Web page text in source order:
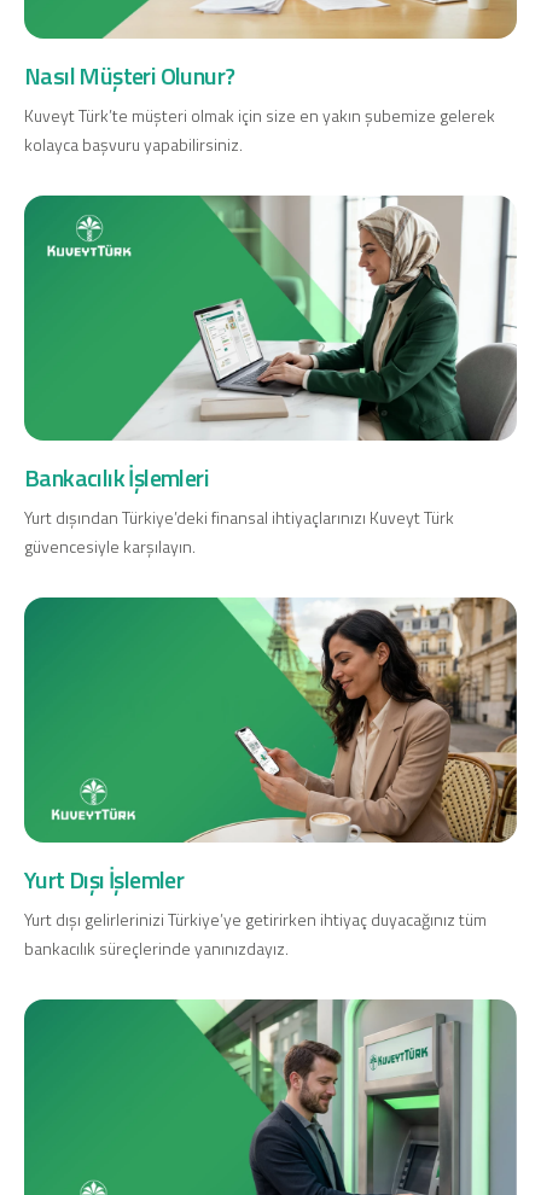
Hakkımızda Finans Portalı
Yatırımcı İlişkileri
İletişim
Ürün ve Hizmet Ücretleri
Finans Portalı
Yatırımcı İlişkileri
İletişim
Ürün ve Hizmet Ücretleri
Nasıl Müşteri Olunur?
Kuveyt Türk’te müşteri olmak için size en yakın şubemize gelerek
kolayca başvuru yapabilirsiniz.
Bankacılık İşlemleri
Yurt dışından Türkiye’deki finansal ihtiyaçlarınızı Kuveyt Türk
güvencesiyle karşılayın.
Yurt Dışı İşlemler
Yurt dışı gelirlerinizi Türkiye’ye getirirken ihtiyaç duyacağınız tüm
bankacılık süreçlerinde yanınızdayız.